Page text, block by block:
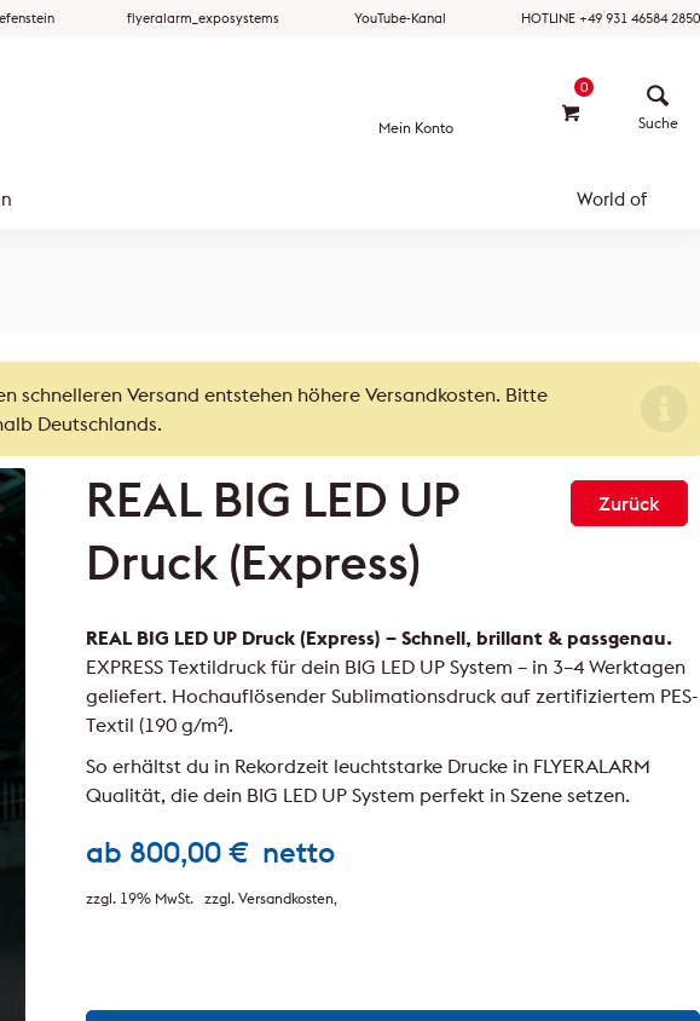
flyeralarm_exposystems YouTube-Kanal HOTLINE +49 931 46584 2850
0
World of
Mein Konto
schnelleren Versand entstehen höhere Versandkosten. Bitte
Deutschlands.
Zurück
REAL BIG LED UP
Druck (Express)
ab 800,00€ netto
zzgl. 19% MwSt. zzgl. Versandkosten
REAL BIG LED UP Druck (Express) – Schnell, brillant & passgenau.
EXPRESS Textildruck für dein BIG LED UP System – in 3–4 Werktagen
geliefert. Hochauflösender Sublimationsdruck auf zertifiziertem PES-
Textil (190 g/m²).
So erhältst du in Rekordzeit leuchtstarke Drucke in FLYERALARM
Qualität, die dein BIG LED UP System perfekt in Szene setzen.